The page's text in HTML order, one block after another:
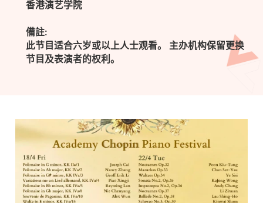
香港演艺学院
備註:
此节目适合六岁或以上人士观看。 主办机构保留更换
节目及表演者的权利。